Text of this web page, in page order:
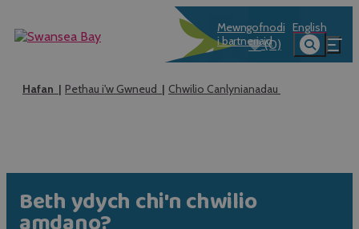
Mewngofnodi
i bartneriaid
English
(0)
Hafan Pethau i'w Gwneud Chwilio Canlynianadau
Beth ydych chi'n chwilio